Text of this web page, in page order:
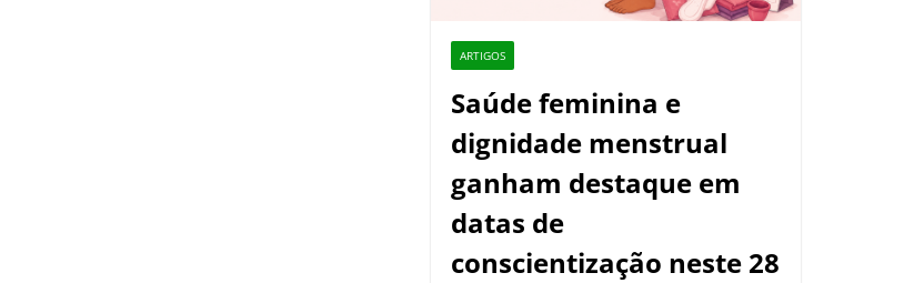
ARTIGOS
Saúde feminina e
dignidade menstrual
ganham destaque em
datas de
conscientização neste 28